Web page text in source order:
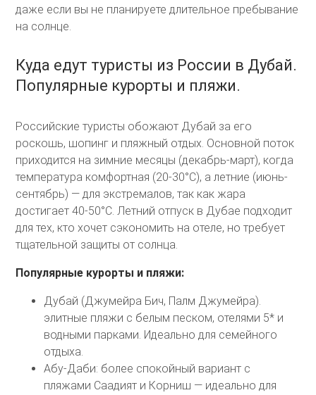
даже если вы не планируете длительное пребывание
на солнце.
Куда едут туристы из России в Дубай.
Популярные курорты и пляжи.
Российские туристы обожают Дубай за его
роскошь, шопинг и пляжный отдых. Основной поток
приходится на зимние месяцы (декабрь-март), когда
температура комфортная (20-30°C), а летние (июнь-
сентябрь) — для экстремалов, так как жара
достигает 40-50°C. Летний отпуск в Дубае подходит
для тех, кто хочет сэкономить на отеле, но требует
тщательной защиты от солнца.
Популярные курорты и пляжи:
Дубай (Джумейра Бич, Палм Джумейра).
элитные пляжи с белым песком, отелями 5* и
водными парками. Идеально для семейного
отдыха.
Абу-Даби: более спокойный вариант с
пляжами Саадият и Корниш — идеально для